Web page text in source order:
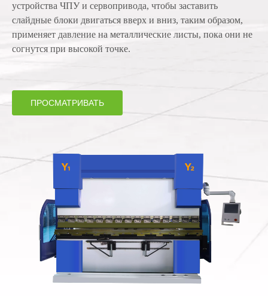
устройства ЧПУ и сервопривода, чтобы заставить
слайдные блоки двигаться вверх и вниз, таким образом,
применяет давление на металлические листы, пока они не
согнутся при высокой точке.
ПРОСМАТРИВАТЬ